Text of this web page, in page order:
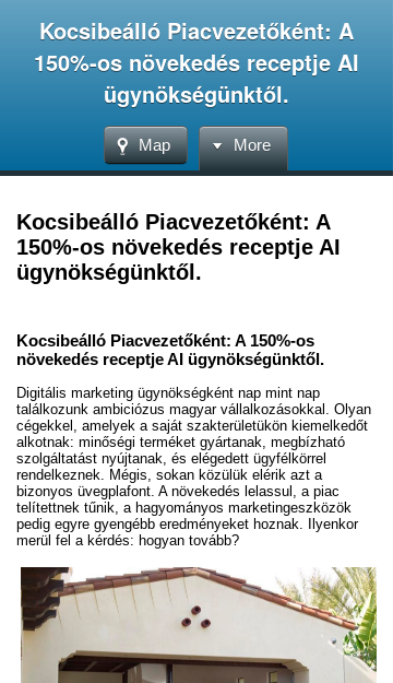
Kocsibeálló Piacvezetőként: A
150%-os növekedés receptje AI
ügynökségünktől.
Map More
Kocsibeálló Piacvezetőként: A
150%-os növekedés receptje AI
ügynökségünktől.
Kocsibeálló Piacvezetőként: A 150%-os
növekedés receptje AI ügynökségünktől.
Digitális marketing ügynökségként nap mint nap
találkozunk ambiciózus magyar vállalkozásokkal. Olyan
cégekkel, amelyek a saját szakterületükön kiemelkedőt
alkotnak: minőségi terméket gyártanak, megbízható
szolgáltatást nyújtanak, és elégedett ügyfélkörrel
rendelkeznek. Mégis, sokan közülük elérik azt a
bizonyos üvegplafont. A növekedés lelassul, a piac
telítettnek tűnik, a hagyományos marketingeszközök
pedig egyre gyengébb eredményeket hoznak. Ilyenkor
merül fel a kérdés: hogyan tovább?